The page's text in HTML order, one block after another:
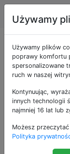
jako
0
Używamy
Używamy plików
poprawy komfortu
spersonalizowane
ruch w naszej
Kontynuując,
innych technologii
najmniej 16 lat lub
Możesz
Polityka